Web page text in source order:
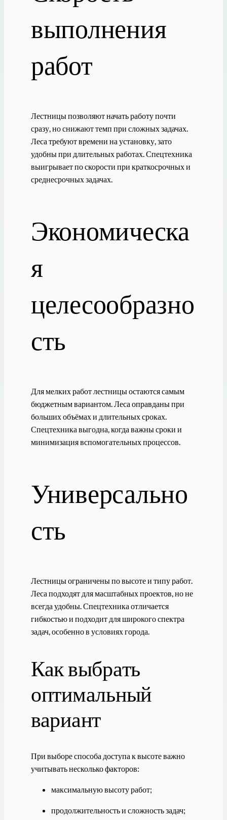
выполнения
работ
Лестницы позволяют начать работу почти
сразу, но снижают темп при сложных задачах.
Леса требуют времени на установку, зато
удобны при длительных работах. Спецтехника
выигрывает по скорости при краткосрочных и
среднесрочных задачах.
Экономическа
я
целесообразно
сть
Для мелких работ лестницы остаются самым
бюджетным вариантом. Леса оправданы при
больших объёмах и длительных сроках.
Спецтехника выгодна, когда важны сроки и
минимизация вспомогательных процессов.
Универсально
сть
Лестницы ограничены по высоте и типу работ.
Леса подходят для масштабных проектов, но не
всегда удобны. Спецтехника отличается
гибкостью и подходит для широкого спектра
задач, особенно в условиях города.
Как выбрать
оптимальный
вариант
При выборе способа доступа к высоте важно
учитывать несколько факторов:
максимальную высоту работ;
продолжительность и сложность задач;